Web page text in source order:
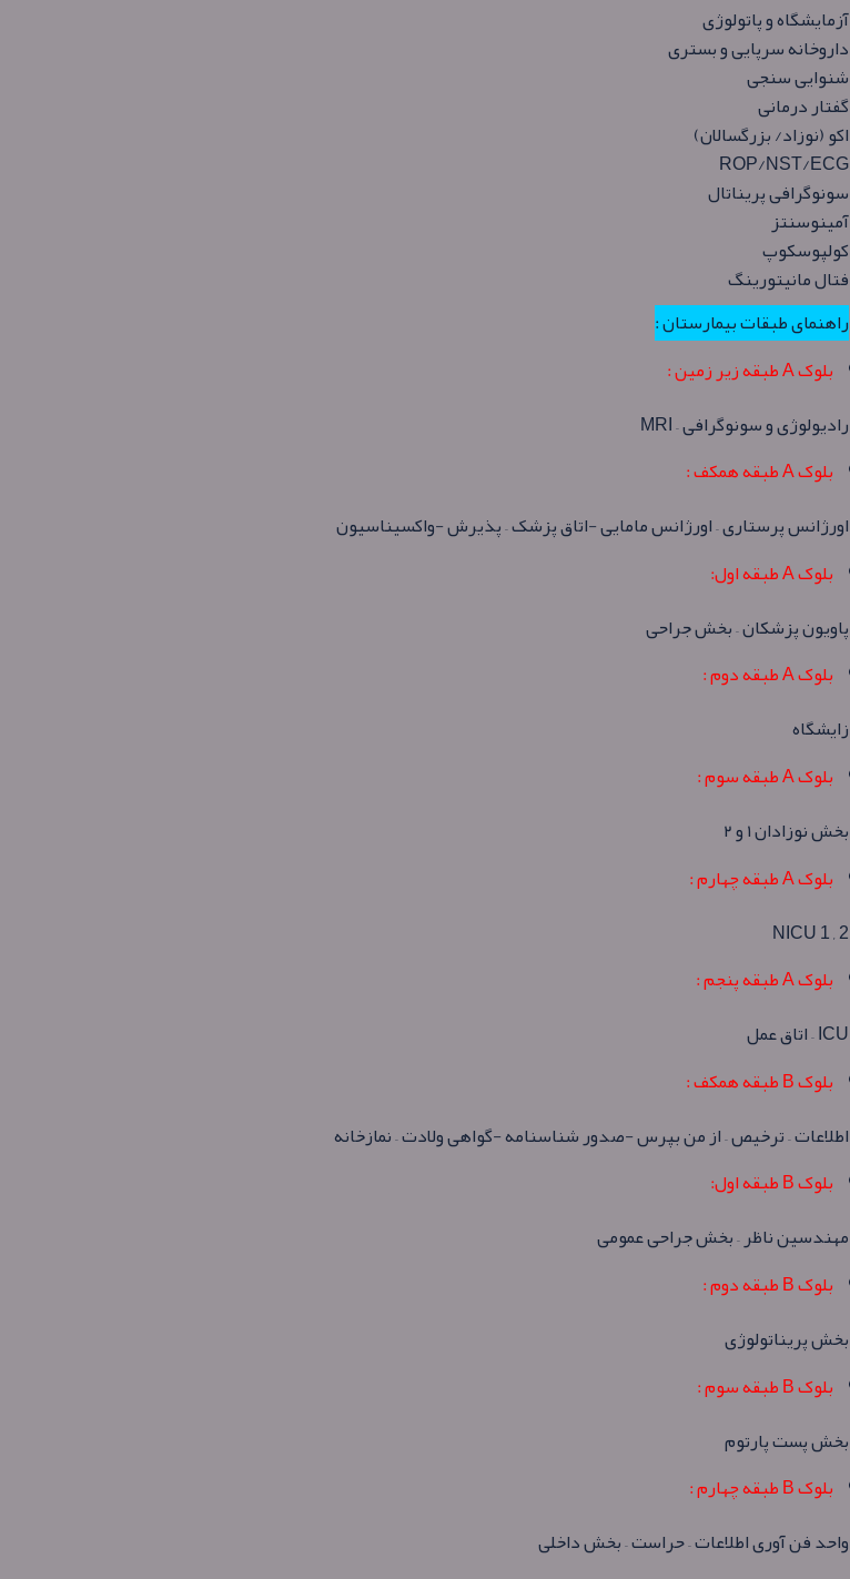
آزمایشگاه و پاتولوژی
داروخانه سرپایی و بستری
شنوایی سنجی
گفتار درمانی
اکو (نوزاد/ بزرگسالان)
ROP/NST/ECG
سونوگرافی پریناتال
آمینوسنتز
کولپوسکوپ
فتال مانیتورینگ
راهنمای طبقات بیمارستان :
بلوک A طبقه زیر زمین :
رادیولوژی و سونوگرافی – MRI
بلوک A طبقه همکف :
اورژانس پرستاری – اورژانس مامایی -اتاق پزشک – پذیرش -واکسیناسیون
بلوک A طبقه اول:
پاویون پزشکان – بخش جراحی
بلوک A طبقه دوم :
زایشگاه
بلوک A طبقه سوم :
بخش نوزادان ۱ و ۲
بلوک A طبقه چهارم :
NICU 1 , 2
بلوک A طبقه پنجم :
ICU – اتاق عمل
بلوک B طبقه همکف :
اطلاعات – ترخیص – از من بپرس -صدور شناسنامه -گواهی ولادت – نمازخانه
بلوک B طبقه اول:
مهندسین ناظر – بخش جراحی عمومی
بلوک B طبقه دوم :
بخش پریناتولوژی
بلوک B طبقه سوم :
بخش پست پارتوم
بلوک B طبقه چهارم :
واحد فن آوری اطلاعات – حراست – بخش داخلی